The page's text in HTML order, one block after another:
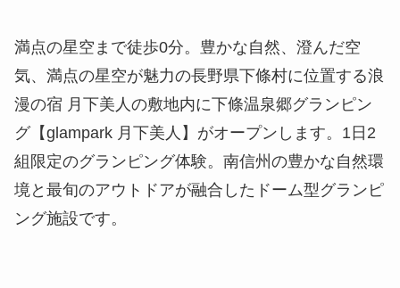
満点の星空まで徒歩0分。豊かな自然、澄んだ空
気、満点の星空が魅力の長野県下條村に位置する浪
漫の宿 月下美人の敷地内に下條温泉郷グランピン
グ【glampark 月下美人】がオープンします。1日2
組限定のグランピング体験。南信州の豊かな自然環
境と最旬のアウトドアが融合したドーム型グランピ
ング施設です。